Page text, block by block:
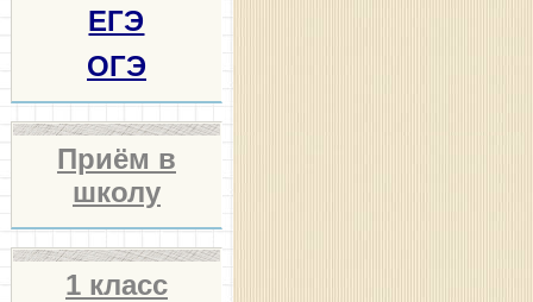
ЕГЭ
ОГЭ
Приём в
школу
1 класс